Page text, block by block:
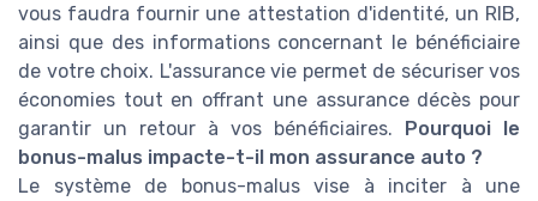
vous faudra fournir une attestation d'identité, un RIB,
ainsi que des informations concernant le bénéficiaire
de votre choix. L'assurance vie permet de sécuriser vos
économies tout en offrant une assurance décès pour
garantir un retour à vos bénéficiaires. Pourquoi le
bonus-malus impacte-t-il mon assurance auto ?
Le système de bonus-malus vise à inciter à une